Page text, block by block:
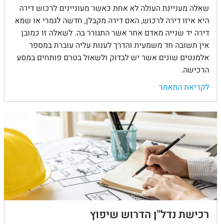
שאלה מעניינת העולה לא אחת כאשר מעוניינים לרכוש דירה
היא איזו דירה לרכוש, האם דירה מקבלן, חדשה לגמרי או שמא
דירה יד שנייה מאדם אחר אשר התגורר בה. לשאלה זו כמובן
אין תשובה חד משמעית והדרך לענות עליה עוברת במספר
אלמנטים שונים אשר יש לבדוק ולשאול בטרם פותחים במסע
הרכישה.
לקריאת המאמר
רכישת נדל"ן הדרוש שיפוץ